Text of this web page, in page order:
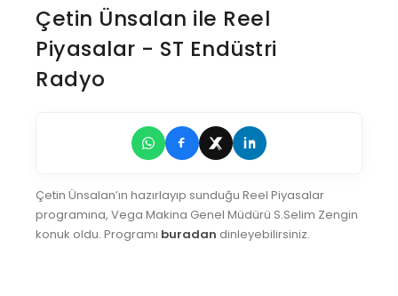
Çetin Ünsalan ile Reel
Piyasalar - ST Endüstri
Radyo
Çetin Ünsalan’ın hazırlayıp sunduğu Reel Piyasalar
programına, Vega Makina Genel Müdürü S.Selim Zengin
konuk oldu. Programı buradan dinleyebilirsiniz.